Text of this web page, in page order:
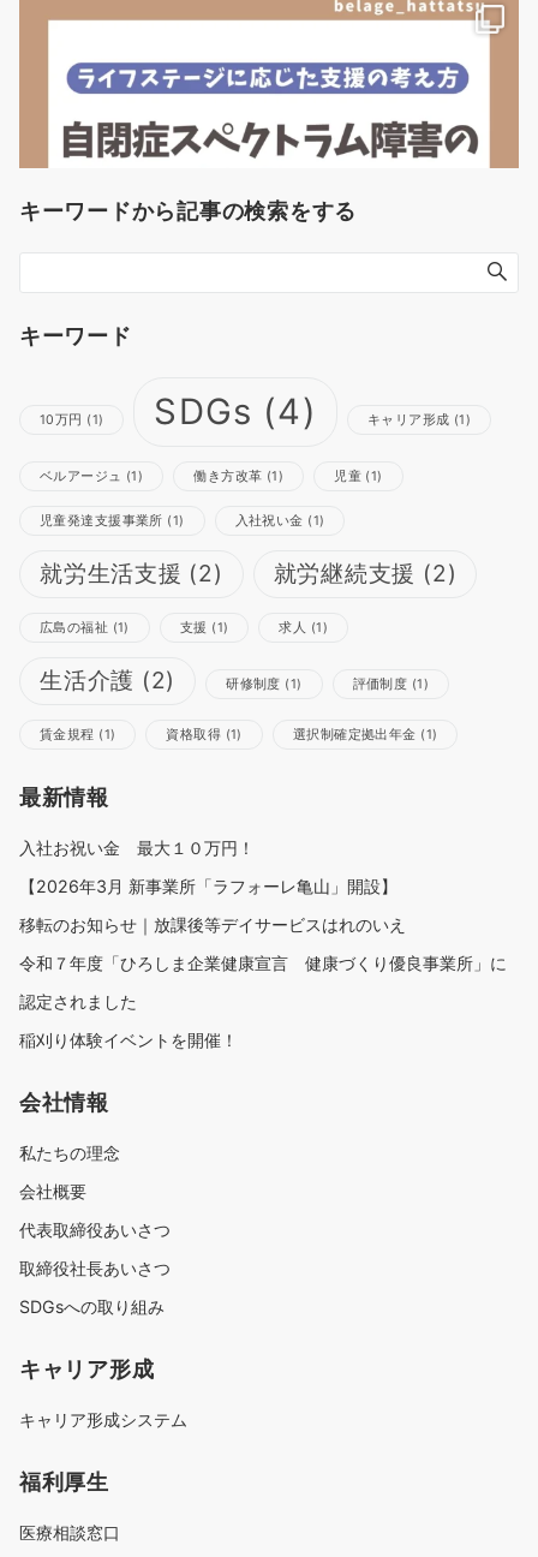
キーワードから記事の検索をする
キーワード
10万円 (1) SDGs (4) キャリア形成 (1)
ベルアージュ (1) 働き方改革 (1) 児童 (1)
児童発達支援事業所 (1) 入社祝い金 (1)
就労生活支援 (2) 就労継続支援 (2)
広島の福祉 (1) 支援 (1) 求人 (1)
生活介護 (2) 研修制度 (1) 評価制度 (1)
賃金規程 (1) 資格取得 (1) 選択制確定拠出年金 (1)
最新情報
入社お祝い金 最大１０万円！
【2026年3月 新事業所「ラフォーレ亀山」開設】
移転のお知らせ｜放課後等デイサービスはれのいえ
令和７年度「ひろしま企業健康宣言 健康づくり優良事業所」に
認定されました
稲刈り体験イベントを開催！
会社情報
私たちの理念
会社概要
代表取締役あいさつ
取締役社長あいさつ
SDGsへの取り組み
キャリア形成
キャリア形成システム
福利厚生
医療相談窓口